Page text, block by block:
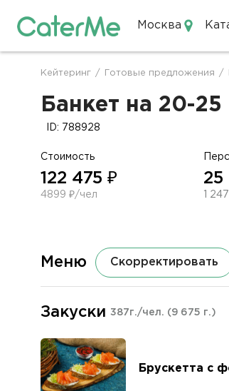
Москва
Строка
навигации
Кейтеринг / Готовые предложения /
Банкет на 20-
ID: 788928
Стоимость
122 475 ₽
4899 ₽/чел
25
1
Меню Скорректировать
Закуски 387г./чел. (9 675 г.)
Брускетта с